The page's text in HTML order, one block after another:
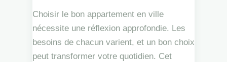
Choisir le bon appartement en ville
nécessite une réflexion approfondie. Les
besoins de chacun varient, et un bon choix
peut transformer votre quotidien. Cet